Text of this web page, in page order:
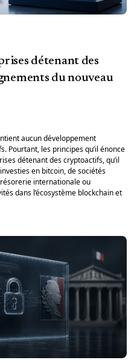
détenant des
du nouveau
aucun développement
Pourtant, les principes qu’il énonce
détenant des cryptoactifs, qu’il
en bitcoin, de sociétés
internationale ou
dans l’écosystème blockchain et